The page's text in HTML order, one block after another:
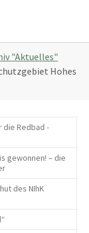
"Aktuelles"
Hohes
die Redbad -
gewonnen! – die
des NIhK